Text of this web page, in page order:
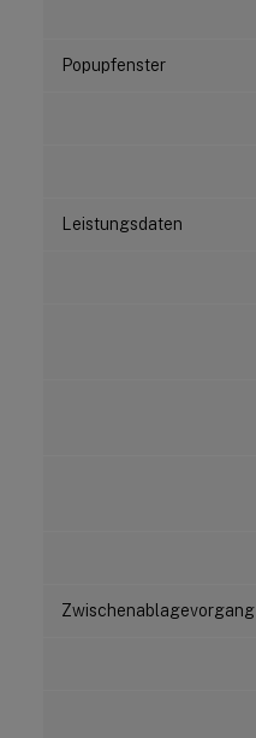
Popupfenster
Leistungsdaten
Zwischenablagevorgang